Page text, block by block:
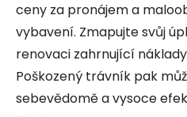
ceny za pronájem a
vybavení. Zmapujte svůj
renovaci zahrnující
Poškozený trávník pak
sebevědomě a vysoce